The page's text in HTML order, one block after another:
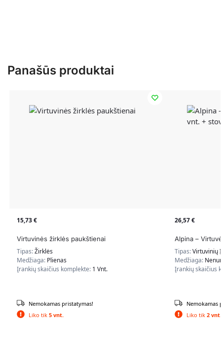
Panašūs produktai
15,73€
Virtuvinės žirklės paukštienai
Tipas:Žirklės
Medžiaga: Plienas
Įrankių skaičius komplekte: 1 Vnt.
Liko tik 5 vnt.
Nemokamas pristatymas!
26,57€
Alpina –
Tipas:Virtuvinių
Medžiaga:
Įrankių skaičius
Liko tik 2 vnt.
Nemokamas